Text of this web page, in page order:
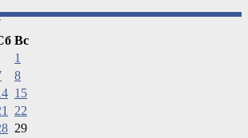
Вс
1
8
15
22
29